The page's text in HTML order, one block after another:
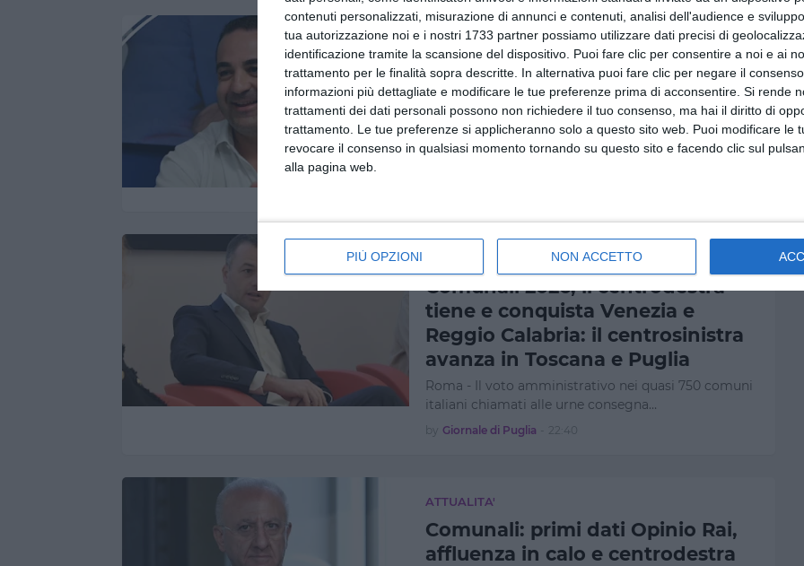
contenuti personalizzati, misurazione di annunci e contenuti, analisi dell'audience e
tua autorizzazione noi e i nostri 1733 partner possiamo utilizzare dati precisi di
identificazione tramite la scansione del dispositivo. Puoi fare clic per consentire a noi e ai
trattamento per le finalità sopra descritte. In alternativa puoi fare clic per negare il
informazioni più dettagliate e modificare le tue preferenze prima di acconsentire. Si rende
trattamenti dei dati personali possono non richiedere il tuo consenso, ma hai il diritto di
trattamento. Le tue preferenze si applicheranno solo a questo sito web. Puoi modificare le
revocare il consenso in qualsiasi momento tornando su questo sito e facendo clic sul
alla pagina web.
PIÙ OPZIONI NON ACCETTO
CALABRIA
Comunali 24-25 maggio, il quadro
definitivo: tra conferme,
ballottaggi e affluenza in calo
Roma - All’indomani delle elezioni amministrative
Comunali 2026, il centrodestra
tiene e conquista Venezia e
Reggio Calabria: il centrosinistra
avanza in Toscana e Puglia
Roma - Il voto amministrativo nei quasi 750 comuni
italiani chiamati alle urne consegna…
by Giornale di Puglia 22:40
ATTUALITA'
Comunali: primi dati Opinio Rai,
affluenza in calo e centrodestra